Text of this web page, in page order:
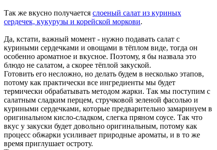
Так же вкусно получается слоеный салат из куриных
сердечек, кукурузы и корейской моркови.
Да, кстати, важный момент - нужно подавать салат с
куриными сердечками и овощами в тёплом виде, тогда он
особенно ароматное и вкусное. Поэтому, я бы назвала это
блюдо не салатом, а скорее тёплой закуской.
Готовить его несложно, но делать будем в несколько этапов,
потому как практически все ингредиенты мы будет
термически обрабатывать методом жарки. Так мы поступим с
салатным сладким перцем, стручковой зеленой фасолью и
куриными сердечками, которые предварительно замаринуем в
оригинальном кисло-сладком, слегка пряном соусе. Так что
вкус у закуски будет довольно оригинальным, потому как
процесс обжарки усиливает природные ароматы, и в то же
время приглушает остроту.